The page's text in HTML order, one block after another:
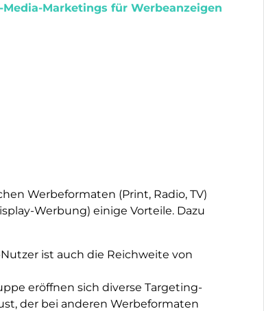
Marketings für Werbeanzeigen
Werbeformaten (Print, Radio, TV)
Werbung) einige Vorteile. Dazu
ist auch die Reichweite von
eröffnen sich diverse Targeting-
der bei anderen Werbeformaten